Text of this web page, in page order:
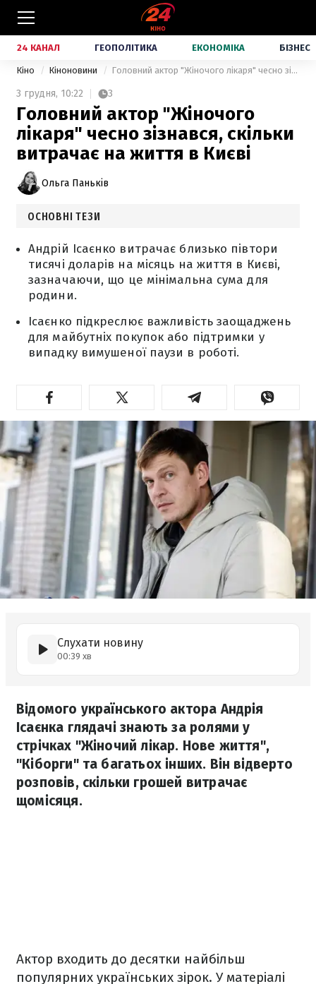
24 КАНАЛ ГЕОПОЛІТИКА ЕКОНОМІКА БІЗНЕС
Кіно Кіноновини Головний актор "Жіночого лікаря" чесно зізнався, скільки витрачає на життя в Києві
3 грудня, 10:22 3
Головний актор "Жіночого
лікаря" чесно зізнався, скільки
витрачає на життя в Києві
Ольга Паньків
ОСНОВНІ ТЕЗИ
Андрій Ісаєнко витрачає близько півтори
тисячі доларів на місяць на життя в Києві,
зазначаючи, що це мінімальна сума для
родини.
Ісаєнко підкреслює важливість заощаджень
для майбутніх покупок або підтримки у
випадку вимушеної паузи в роботі.
Слухати новину
00:39 хв
Відомого українського актора Андрія
Ісаєнка глядачі знають за ролями у
стрічках "Жіночий лікар. Нове життя",
"Кіборги" та багатьох інших. Він відверто
розповів, скільки грошей витрачає
щомісяця.
Актор входить до десятки найбільш
популярних українських зірок. У матеріалі